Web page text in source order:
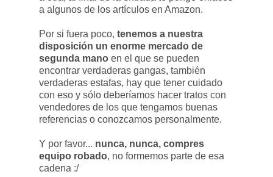
a algunos de los artículos en Amazon.
Por si fuera poco, tenemos a nuestra
disposición un enorme mercado de
segunda mano en el que se pueden
encontrar verdaderas gangas, también
verdaderas estafas, hay que tener cuidado
con eso y sólo deberíamos hacer tratos con
vendedores de los que tengamos buenas
referencias o conozcamos personalmente.
Y por favor... nunca, nunca, compres
equipo robado, no formemos parte de esa
cadena :/